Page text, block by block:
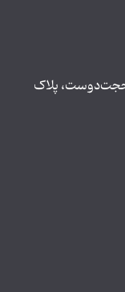
حجت‌دوست، پلاک